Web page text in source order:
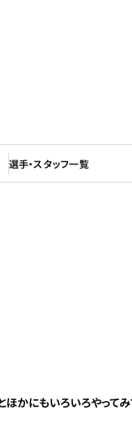
選手・スタッフ一覧
かにもいろいろやって